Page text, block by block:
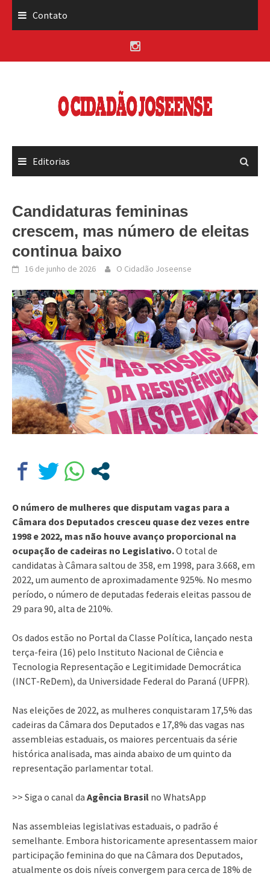
Contato
Editorias
Candidaturas femininas
crescem, mas número de eleitas
continua baixo
16 de junho de 2026 O Cidadão Joseense
O número de mulheres que disputam vagas para a
Câmara dos Deputados cresceu quase dez vezes entre
1998 e 2022, mas não houve avanço proporcional na
ocupação de cadeiras no Legislativo.O total de
candidatas à Câmara saltou de 358, em 1998, para 3.668, em
2022, um aumento de aproximadamente 925%. No mesmo
período, o número de deputadas federais eleitas passou de
29 para 90, alta de 210%.
Os dados estão no Portal da Classe Política, lançado nesta
terça-feira (16) pelo Instituto Nacional de Ciência e
Tecnologia Representação e Legitimidade Democrática
(INCT-ReDem), da Universidade Federal do Paraná (UFPR).
Nas eleições de 2022, as mulheres conquistaram 17,5% das
cadeiras da Câmara dos Deputados e 17,8% das vagas nas
assembleias estaduais, os maiores percentuais da série
histórica analisada, mas ainda abaixo de um quinto da
representação parlamentar total.
>> Siga o canal da Agência Brasil no WhatsApp
Nas assembleias legislativas estaduais, o padrão é
semelhante. Embora historicamente apresentassem maior
participação feminina do que na Câmara dos Deputados,
atualmente os dois níveis convergem para cerca de 18% de